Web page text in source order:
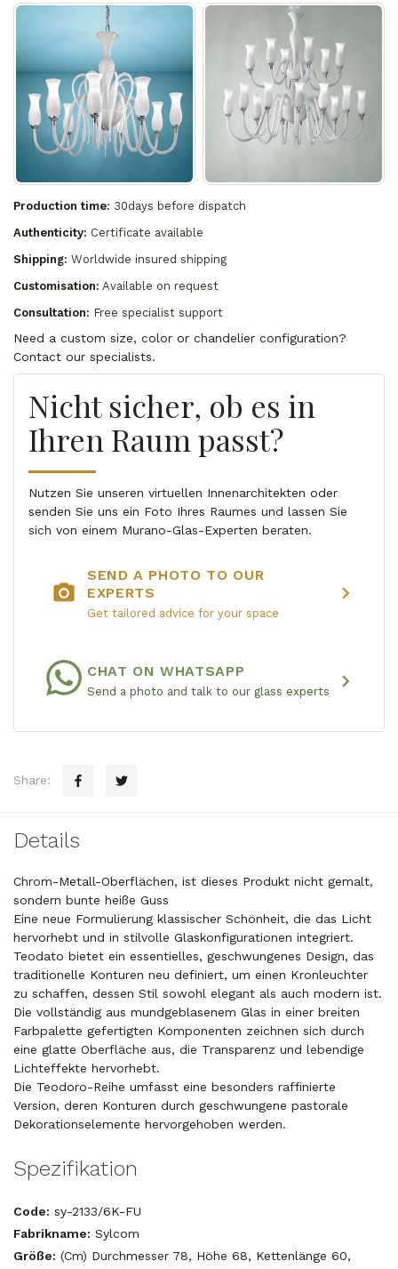
Production time: 30days before dispatch
Authenticity: Certificate available
Shipping: Worldwide insured shipping
Customisation: Available on request
Consultation: Free specialist support
Need a custom size, color or chandelier configuration?
Contact our specialists.
Nicht sicher, ob es in
Ihren Raum passt?
Nutzen Sie unseren virtuellen Innenarchitekten oder
senden Sie uns ein Foto Ihres Raumes und lassen Sie
sich von einem Murano-Glas-Experten beraten.
photo_camera
SEND A PHOTO TO OUR
EXPERTS
Get tailored advice for your space
chevron_right
CHAT ON WHATSAPP
Send a photo and talk to our glass experts chevron_right
Share:
Details
Chrom-Metall-Oberflächen, ist dieses Produkt nicht gemalt,
sondern bunte heiße Guss
Eine neue Formulierung klassischer Schönheit, die das Licht
hervorhebt und in stilvolle Glaskonfigurationen integriert.
Teodato bietet ein essentielles, geschwungenes Design, das
traditionelle Konturen neu definiert, um einen Kronleuchter
zu schaffen, dessen Stil sowohl elegant als auch modern ist.
Die vollständig aus mundgeblasenem Glas in einer breiten
Farbpalette gefertigten Komponenten zeichnen sich durch
eine glatte Oberfläche aus, die Transparenz und lebendige
Lichteffekte hervorhebt.
Die Teodoro-Reihe umfasst eine besonders raffinierte
Version, deren Konturen durch geschwungene pastorale
Dekorationselemente hervorgehoben werden.
Spezifikation
Code: sy-2133/6K-FU
Fabrikname: Sylcom
Größe: (Cm) Durchmesser 78, Höhe 68, Kettenlänge 60,